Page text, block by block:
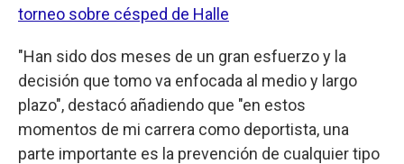
torneo sobre césped de Halle
"Han sido dos meses de un gran esfuerzo y la
decisión que tomo va enfocada al medio y largo
plazo", destacó añadiendo que "en estos
momentos de mi carrera como deportista, una
parte importante es la prevención de cualquier tipo